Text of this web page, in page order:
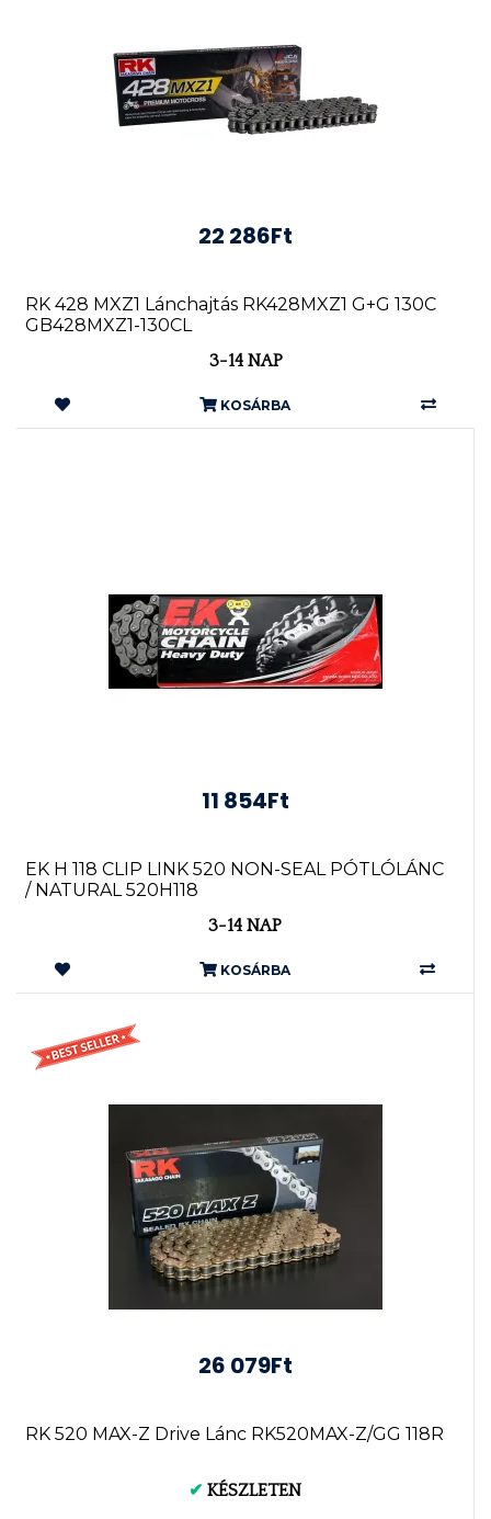
22 286Ft
RK 428 MXZ1 Lánchajtás RK428MXZ1 G+G 130C
GB428MXZ1-130CL
3-14 NAP
KOSÁRBA
11 854Ft
EK H 118 CLIP LINK 520 NON-SEAL PÓTLÓLÁNC
/ NATURAL 520H118
3-14 NAP
KOSÁRBA
26 079Ft
RK 520 MAX-Z Drive Lánc RK520MAX-Z/GG 118R
✔ KÉSZLETEN